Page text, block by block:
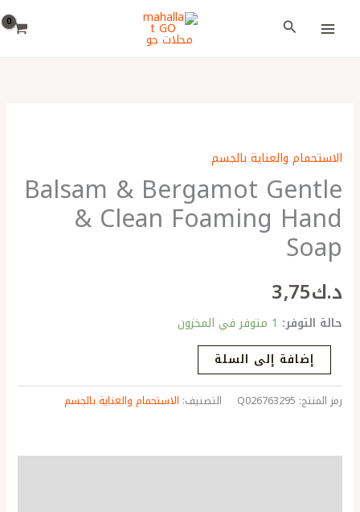
البحث
الاستحمام والعناية بالجسم
Balsam & Bergamot Gentle
& Clean Foaming Hand
Soap
د.ك3٫75
حالة التوفر: 1 متوفر في المخزون
&
Bergamot
Gentle
&
Clean
Foaming
Hand
إضافة إلى السلة
رمز المنتج: Q026763295 التصنيف: الاستحمام والعناية بالجسم